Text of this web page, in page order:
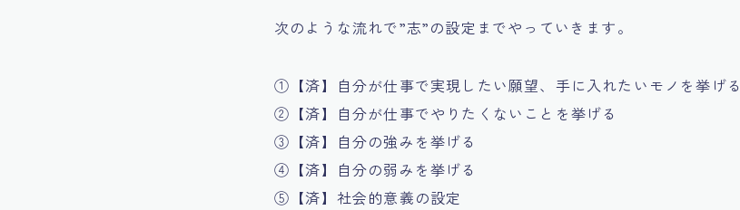
次のような流れで”志”の設定までやっていきます。
①【済】自分が仕事で実現したい願望、手に入れたいモノを挙げる
②【済】自分が仕事でやりたくないことを挙げる
③【済】自分の強みを挙げる
④【済】自分の弱みを挙げる
⑤【済】社会的意義の設定